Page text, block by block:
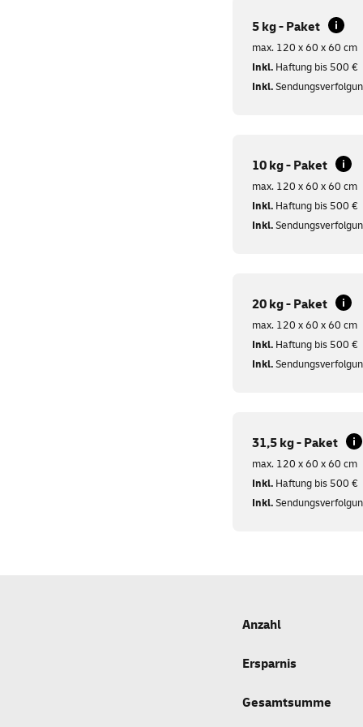
5 kg - Paket
max. 120 x 60 x 60 cm
Inkl. Haftung bis 500 €
Inkl.
10 kg - Paket
max. 120 x 60 x 60 cm
Inkl. Haftung bis 500 €
Inkl.
20 kg - Paket
max. 120 x 60 x 60 cm
Inkl. Haftung bis 500 €
Inkl.
31,5 kg - Paket
max. 120 x 60 x 60 cm
Inkl. Haftung bis 500 €
Inkl.
Anzahl
Ersparnis
Gesamtsumme